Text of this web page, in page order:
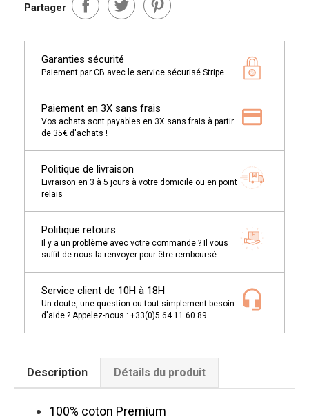
Partager
Garanties sécurité
Paiement par CB avec le service sécurisé Stripe
Paiement en 3X sans frais
Vos achats sont payables en 3X sans frais à partir
de 35€ d'achats !
Politique de livraison
Livraison en 3 à 5 jours à votre domicile ou en point
relais
Politique retours
Il y a un problème avec votre commande ? Il vous
suffit de nous la renvoyer pour être remboursé
Service client de 10H à 18H
Un doute, une question ou tout simplement besoin
d'aide ? Appelez-nous : +33(0)5 64 11 60 89
Description Détails du produit
100% coton Premium